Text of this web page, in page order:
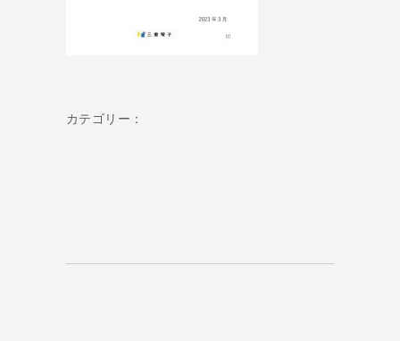
カテゴリー：